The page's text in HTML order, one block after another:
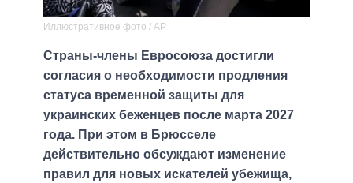
Иллюстративное фото / AP
Страны-члены Евросоюза достигли
согласия о необходимости продления
статуса временной защиты для
украинских беженцев после марта 2027
года. При этом в Брюсселе
действительно обсуждают изменение
правил для новых искателей убежища,